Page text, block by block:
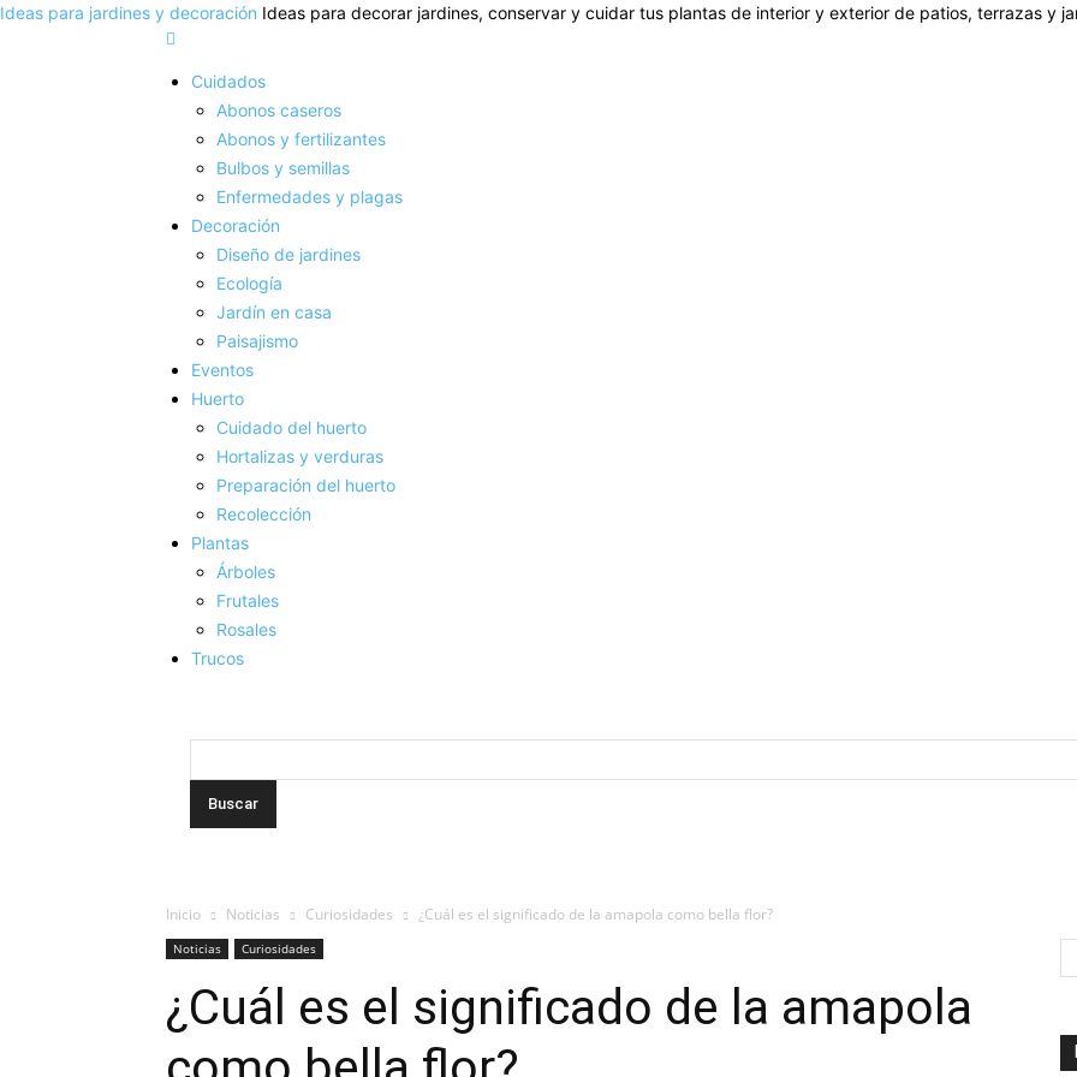
Ideas para jardines y decoración Ideas para decorar jardines, conservar y cuidar tus plantas de interior y exterior de patios, terrazas y
Cuidados
Abonos caseros
Abonos y fertilizantes
Bulbos y semillas
Enfermedades y plagas
Decoración
Diseño de jardines
Ecología
Jardín en casa
Paisajismo
Eventos
Huerto
Cuidado del huerto
Hortalizas y verduras
Preparación del huerto
Recolección
Plantas
Árboles
Frutales
Rosales
Trucos
Inicio Noticias Curiosidades ¿Cuál es el significado de la amapola como bella flor?
Noticias Curiosidades
¿Cuál es el significado de la amapola